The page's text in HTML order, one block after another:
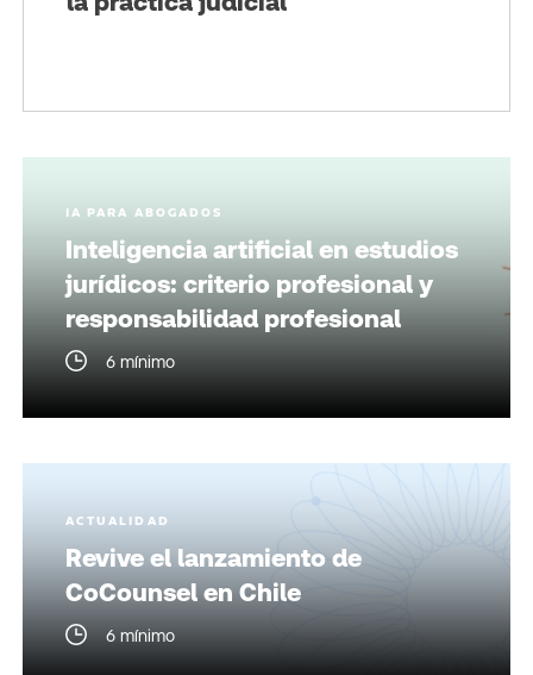
IA PARA ABOGADOS
Inteligencia artificial en estudios
jurídicos: criterio profesional y
responsabilidad profesional
6 mínimo
ACTUALIDAD
Revive el lanzamiento de
CoCounsel en Chile
6 mínimo